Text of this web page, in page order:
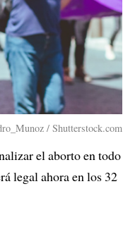
/ Shutterstock.com
el aborto en todo
legal ahora en los 32